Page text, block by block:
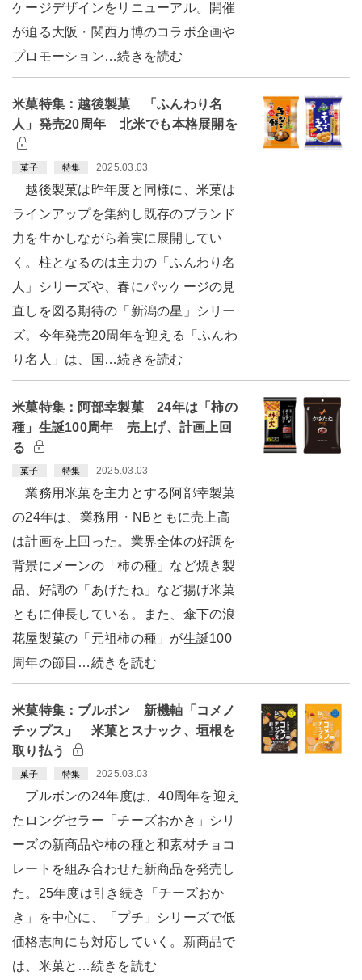
ケージデザインをリニューアル。開催
が迫る大阪・関西万博のコラボ企画や
プロモーション…続きを読む
米菓特集：越後製菓 「ふんわり名
人」発売20周年 北米でも本格展開を
菓子 特集 2025.03.03
越後製菓は昨年度と同様に、米菓は
ラインアップを集約し既存のブランド
力を生かしながら着実に展開してい
く。柱となるのは主力の「ふんわり名
人」シリーズや、春にパッケージの見
直しを図る期待の「新潟の星」シリー
ズ。今年発売20周年を迎える「ふんわ
り名人」は、国…続きを読む
米菓特集：阿部幸製菓 24年は「柿の
種」生誕100周年 売上げ、計画上回
る
菓子 特集 2025.03.03
業務用米菓を主力とする阿部幸製菓
の24年は、業務用・NBともに売上高
は計画を上回った。業界全体の好調を
背景にメーンの「柿の種」など焼き製
品、好調の「あげたね」など揚げ米菓
ともに伸長している。また、傘下の浪
花屋製菓の「元祖柿の種」が生誕100
周年の節目…続きを読む
米菓特集：ブルボン 新機軸「コメノ
チップス」 米菓とスナック、垣根を
取り払う
菓子 特集 2025.03.03
ブルボンの24年度は、40周年を迎え
たロングセラー「チーズおかき」シリ
ーズの新商品や柿の種と和素材チョコ
レートを組み合わせた新商品を発売し
た。25年度は引き続き「チーズおか
き」を中心に、「プチ」シリーズで低
価格志向にも対応していく。新商品で
は、米菓と…続きを読む